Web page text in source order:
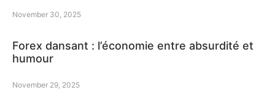
November 30, 2025
Forex dansant : l’économie entre absurdité et
humour
November 29, 2025